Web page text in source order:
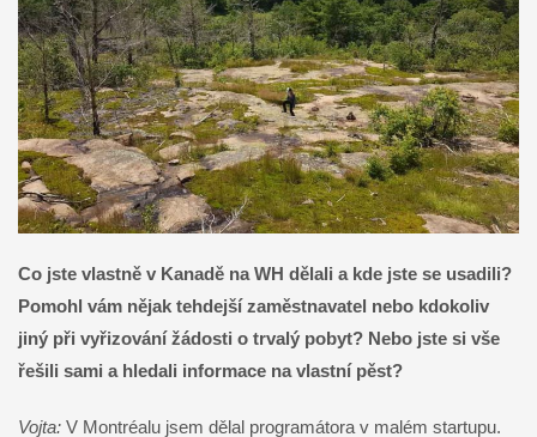
Co jste vlastně v Kanadě na WH dělali a kde jste se usadili?
Pomohl vám nějak tehdejší zaměstnavatel nebo kdokoliv
jiný při vyřizování žádosti o trvalý pobyt? Nebo jste si vše
řešili sami a hledali informace na vlastní pěst?
Vojta: V Montréalu jsem dělal programátora v malém startupu.